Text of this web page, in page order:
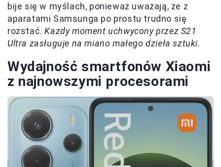
bije się w myślach, ponieważ uważają, że z
aparatami Samsunga po prostu trudno się
rozstać.Kazdy moment uchwycony przez S21
Ultra zasługuje na miano małego dzieła sztuki.
Wydajność smartfonów Xiaomi
z najnowszymi procesorami